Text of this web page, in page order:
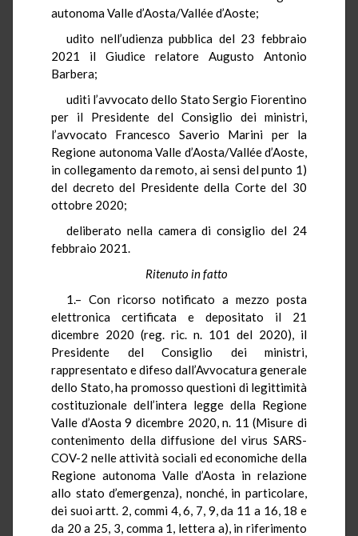
autonoma Valle d’Aosta/Vallée d’Aoste;
udito nell’udienza pubblica del 23 febbraio
2021 il Giudice relatore Augusto Antonio
Barbera;
uditi l’avvocato dello Stato Sergio Fiorentino
per il Presidente del Consiglio dei ministri,
l’avvocato Francesco Saverio Marini per la
Regione autonoma Valle d’Aosta/Vallée d’Aoste,
in collegamento da remoto, ai sensi del punto 1)
del decreto del Presidente della Corte del 30
ottobre 2020;
deliberato nella camera di consiglio del 24
febbraio 2021.
Ritenuto in fatto
1.– Con ricorso notificato a mezzo posta
elettronica certificata e depositato il 21
dicembre 2020 (reg. ric. n. 101 del 2020), il
Presidente del Consiglio dei ministri,
rappresentato e difeso dall’Avvocatura generale
dello Stato, ha promosso questioni di legittimità
costituzionale dell’intera legge della Regione
Valle d’Aosta 9 dicembre 2020, n. 11 (Misure di
contenimento della diffusione del virus SARS-
COV-2 nelle attività sociali ed economiche della
Regione autonoma Valle d’Aosta in relazione
allo stato d’emergenza), nonché, in particolare,
dei suoi artt. 2, commi 4, 6, 7, 9, da 11 a 16, 18 e
da 20 a 25, 3, comma 1, lettera a), in riferimento